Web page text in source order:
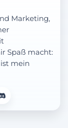
Marketing,
Spaß macht:
mein